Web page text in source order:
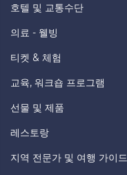
호텔 및 교통수단
의료 - 웰빙
티켓 & 체험
교육, 워크숍 프로그램
선물 및 제품
레스토랑
지역 전문가 및 여행 가이드